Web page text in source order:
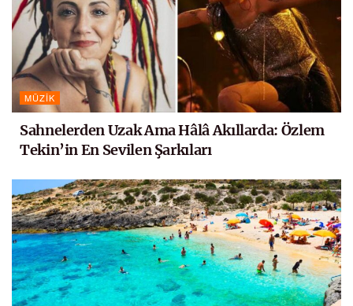
MÜZIK
Sahnelerden Uzak Ama Hâlâ Akıllarda: Özlem
Tekin’in En Sevilen Şarkıları